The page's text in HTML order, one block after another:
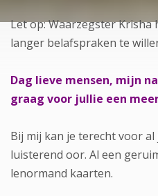
Let op: Waarzegster
langer belafspraken te
Dag lieve mensen, mijn
graag voor jullie een
Bij mij kan je terecht voor
luisterend oor. Al een
lenormand kaarten.